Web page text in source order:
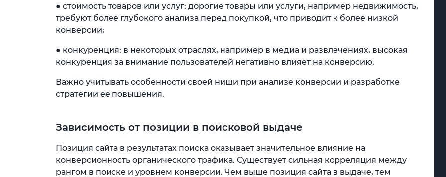
● стоимость товаров или услуг: дорогие товары или услуги, например недвижимость,
требуют более глубокого анализа перед покупкой, что приводит к более низкой
конверсии;
● конкуренция: в некоторых отраслях, например в медиа и развлечениях, высокая
конкуренция за внимание пользователей негативно влияет на конверсию.
Важно учитывать особенности своей ниши при анализе конверсии и разработке
стратегии ее повышения.
Зависимость от позиции в поисковой выдаче
Позиция сайта в результатах поиска оказывает значительное влияние на
конверсионность органического трафика. Существует сильная корреляция между
рангом в поиске и уровнем конверсии. Чем выше позиция сайта в выдаче, тем